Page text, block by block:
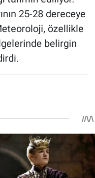
25-28 dereceye
özellikle
belirgin